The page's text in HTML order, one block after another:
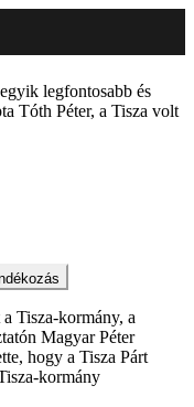
legfontosabb és
Tóth Péter, a Tisza volt
Tisza-kormány, a
Magyar Péter
hogy a Tisza Párt
kormány